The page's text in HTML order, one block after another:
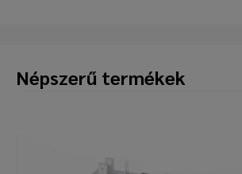
Népszerű termékek